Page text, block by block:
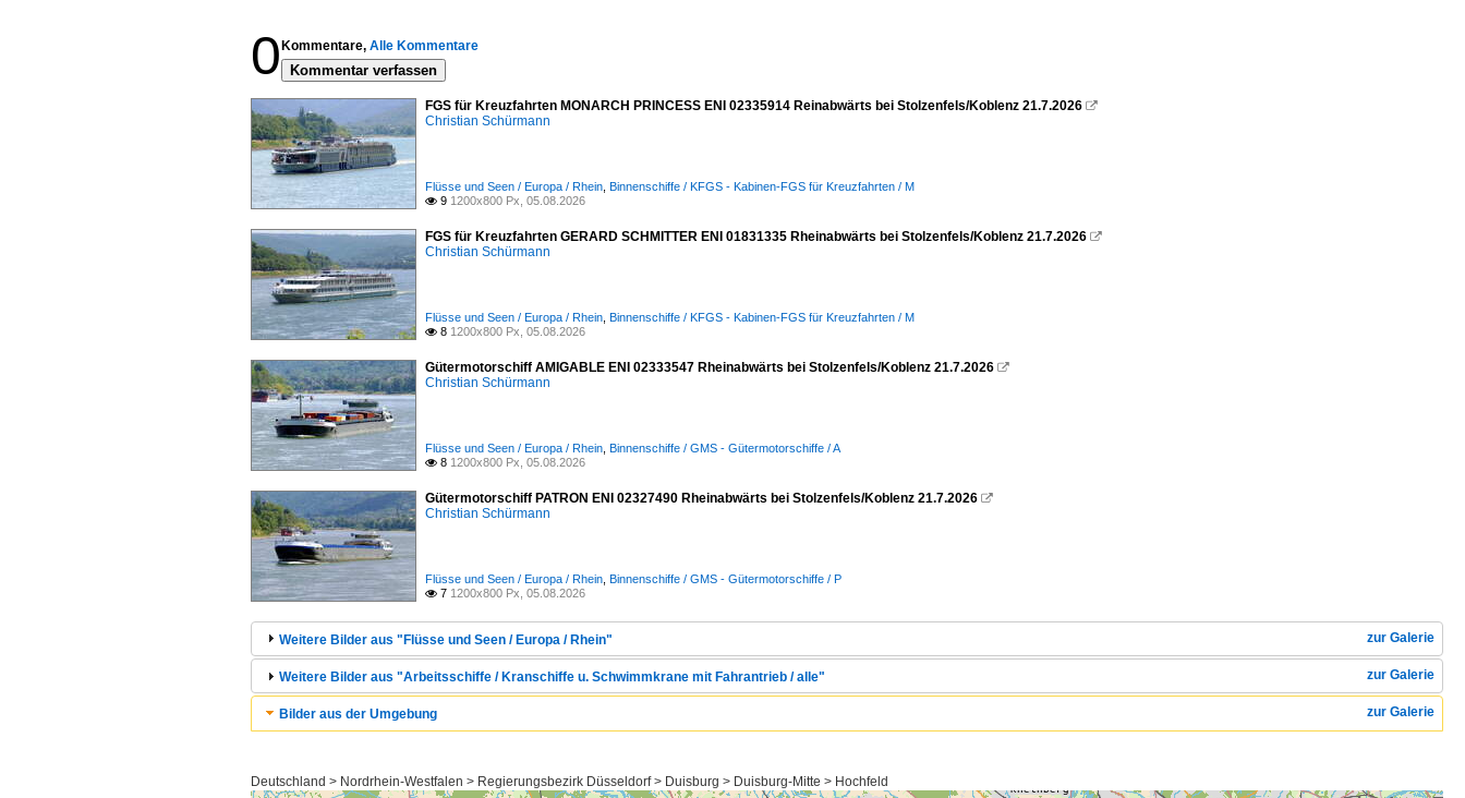
0 Kommentare, Alle Kommentare
Kommentar verfassen
FGS für Kreuzfahrten MONARCH PRINCESS ENI 02335914 Reinabwärts bei Stolzenfels/Koblenz 21.7.2026 
Christian Schürmann
Flüsse und Seen / Europa / Rhein Binnenschiffe / KFGS - Kabinen-FGS für Kreuzfahrten / M
 9 1200x800 Px, 05.08.2026
FGS für Kreuzfahrten GERARD SCHMITTER ENI 01831335 Rheinabwärts bei Stolzenfels/Koblenz 21.7.2026 
Christian Schürmann
Flüsse und Seen / Europa / Rhein Binnenschiffe / KFGS - Kabinen-FGS für Kreuzfahrten / M
 8 1200x800 Px, 05.08.2026
Gütermotorschiff AMIGABLE ENI 02333547 Rheinabwärts bei Stolzenfels/Koblenz 21.7.2026 
Christian Schürmann
Flüsse und Seen / Europa / Rhein Binnenschiffe / GMS - Gütermotorschiffe / A
 8 1200x800 Px, 05.08.2026
Gütermotorschiff PATRON ENI 02327490 Rheinabwärts bei Stolzenfels/Koblenz 21.7.2026 
Christian Schürmann
Flüsse und Seen / Europa / Rhein Binnenschiffe / GMS - Gütermotorschiffe / P
 7 1200x800 Px, 05.08.2026
zur Galerie
Weitere Bilder aus "Flüsse und Seen / Europa / Rhein"
zur Galerie
Weitere Bilder aus "Arbeitsschiffe / Kranschiffe u. Schwimmkrane mit Fahrantrieb / alle"
zur Galerie
Bilder aus der Umgebung
Deutschland > Nordrhein-Westfalen > Regierungsbezirk Düsseldorf > Duisburg > Duisburg-Mitte > Hochfeld